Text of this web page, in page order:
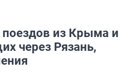
поездов из Крыма и
через Рязань,